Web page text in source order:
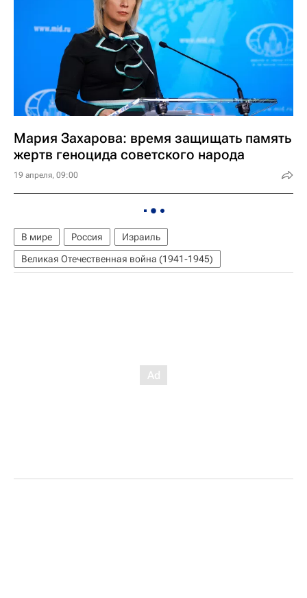
Мария Захарова: время защищать память
жертв геноцида советского народа
19 апреля, 09:00
В мире Россия
Израиль
Великая Отечественная война (1941-1945)